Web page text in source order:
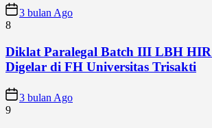
3 bulan Ago
8
Diklat Paralegal Batch III LBH
Digelar di FH Universitas Trisakti
3 bulan Ago
9